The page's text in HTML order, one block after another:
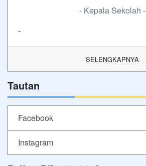
- Kepala Sekolah -
-
SELENGKAPNYA
Tautan
Facebook
Instagram